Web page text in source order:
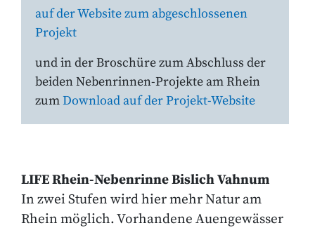
auf der Website zum abgeschlossenen
Projekt
und in der Broschüre zum Abschluss der
beiden Nebenrinnen-Projekte am Rhein
zumDownload auf der Projekt-Website
LIFE Rhein-Nebenrinne Bislich Vahnum
In zwei Stufen wird hier mehr Natur am
Rhein möglich. Vorhandene Auengewässer